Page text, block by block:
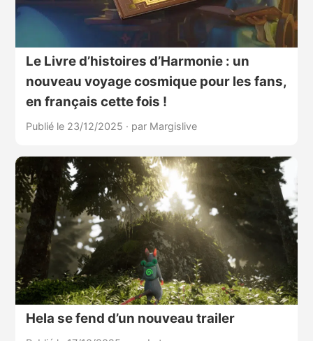
Le Livre d’histoires d’Harmonie : un
nouveau voyage cosmique pour les fans,
en français cette fois !
Publié le 23/12/2025 · par Margislive
Hela se fend d’un nouveau trailer